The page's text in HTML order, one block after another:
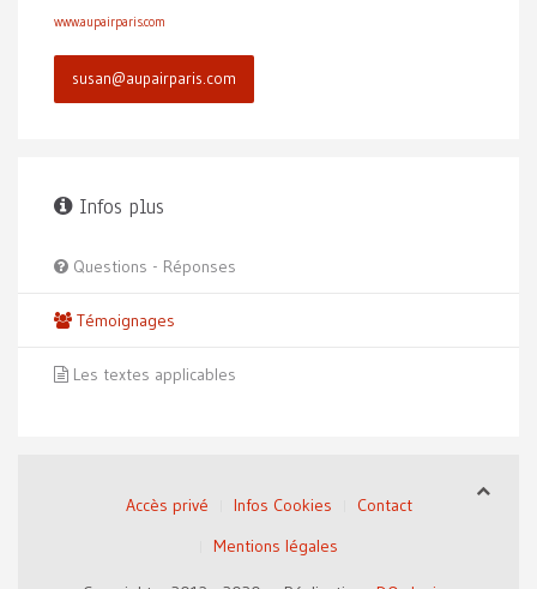
www.aupairparis.com
susan@aupairparis.com
Infos plus
Questions - Réponses
Témoignages
Les textes applicables
Accès privé Infos Cookies
Contact
Mentions légales